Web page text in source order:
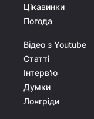
Цікавинки
Погода
Відео з Youtube
Статті
Інтерв'ю
Думки
Лонгріди